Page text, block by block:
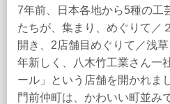
7年前、日本各地から5種の工
たちが、集まり、めぐりて／
開き、2店舗目めぐりて／浅
年新しく、八木竹工業さん一
ール」という店舗を開かれま
門前仲町は、かわいい町並み